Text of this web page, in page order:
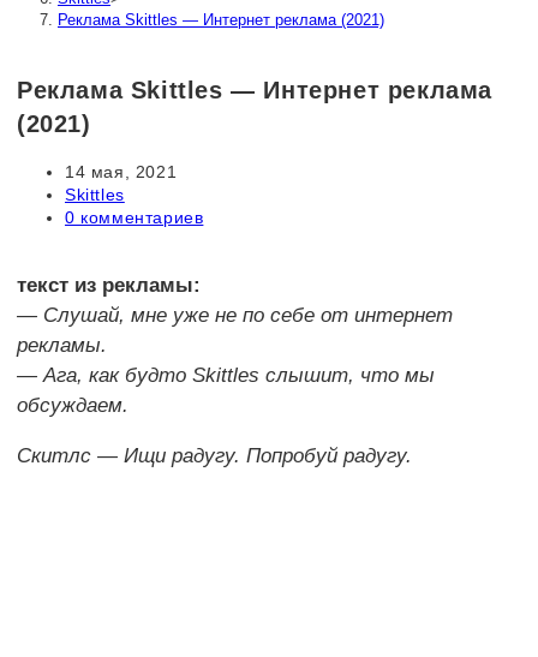
Реклама Skittles — Интернет реклама (2021)
Реклама Skittles — Интернет реклама
(2021)
Запись
опубликована:
14 мая, 2021
Рубрика
записи:
Skittles
Комментарии
0 комментариев
текст из рекламы:
— Слушай, мне уже не по себе от интернет
рекламы.
— Ага, как будто Skittles слышит, что мы
обсуждаем.
Скитлс — Ищи радугу. Попробуй радугу.